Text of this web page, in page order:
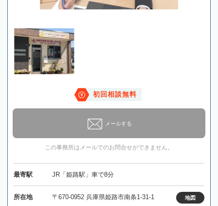
初回相談無料
メールする
この事務所はメールでのお問合せができません。
最寄駅 JR「姫路駅」車で8分
所在地 〒670-0952 兵庫県姫路市南条1-31-1 地図